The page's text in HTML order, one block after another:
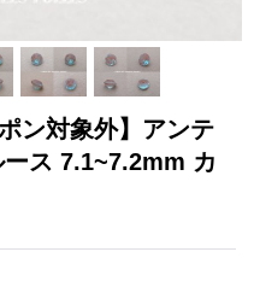
ン対象外】アンテ
ス 7.1~7.2mm カ